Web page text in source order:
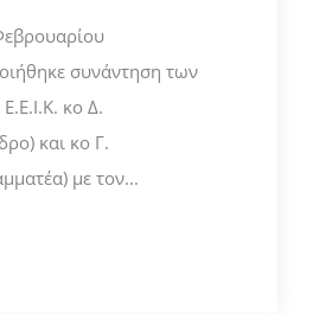
συνάντηση των
κο Δ.
και κο Γ.
με τον...